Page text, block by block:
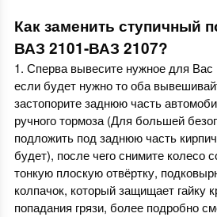
Как заменить ступичный
ВАЗ 2101-ВАЗ 2107?
1. Сперва вывесите нужное для Вас
если будет нужно то оба
застопорите заднюю часть
ручного тормоза (Для большей
подложить под заднюю часть
будет), после чего снимите колесо
тонкую плоскую отвёртку,
колпачок, который защищает гайку
попадания грязи, более подробно